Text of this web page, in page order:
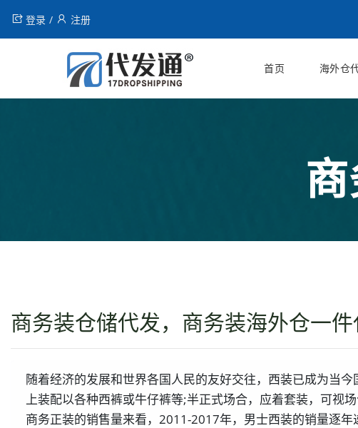
登录 注册
首页 海外仓
商务装仓储代发，商务装海外仓一
随着经济的发展和世界各国人民的友好交往，西装已成为当
上装配以各种西裤或牛仔裤等;半正式场合，应着套装，可视
商务正装的销售量来看，2011-2017年，男士西装的销量逐